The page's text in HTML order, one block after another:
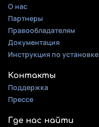
О нас
Партнеры
Правообладателям
Документация
Инструкция по установке
Контакты
Поддержка
Прессе
Где нас найти